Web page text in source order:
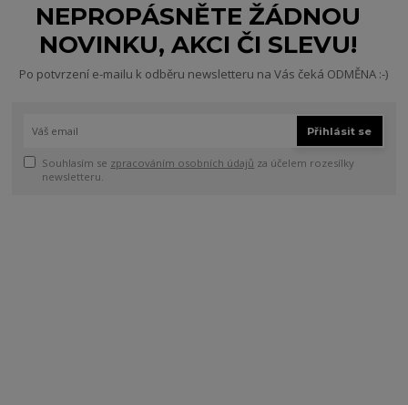
NEPROPÁSNĚTE ŽÁDNOU
NOVINKU, AKCI ČI SLEVU!
Po potvrzení e-mailu k odběru newsletteru na Vás čeká ODMĚNA :-)
Přihlásit se
Souhlasím se zpracováním osobních údajů za účelem rozesílky
newsletteru.